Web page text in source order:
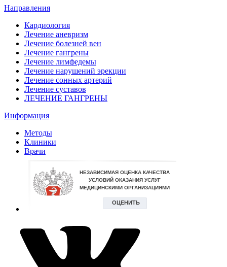
Направления
Кардиология
Лечение аневризм
Лечение болезней вен
Лечение гангрены
Лечение лимфедемы
Лечение нарушений эрекции
Лечение сонных артерий
Лечение суставов
ЛЕЧЕНИЕ ГАНГРЕНЫ
Информация
Методы
Клиники
Врачи